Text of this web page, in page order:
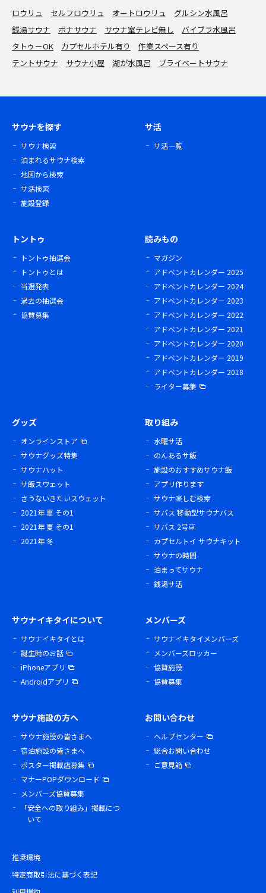
ロウリュ セルフロウリュ オートロウリュ
グルシン水風呂
銭湯サウナ
ボナサウナ サウナ室テレビ無し
バイブラ水風呂
タトゥーOK
カプセルホテル有り
作業スペース有り
テントサウナ
サウナ小屋 湖が水風呂 プライベートサウナ
サウナを探す
サウナ検索
泊まれるサウナ検索
地図から検索
サ活検索
施設登録
サ活
サ活一覧
トントゥ
トントゥ抽選会
トントゥとは
当選発表
過去の抽選会
協賛募集
読みもの
マガジン
アドベントカレンダー 2025
アドベントカレンダー 2024
アドベントカレンダー 2023
アドベントカレンダー 2022
アドベントカレンダー 2021
アドベントカレンダー 2020
アドベントカレンダー 2019
アドベントカレンダー 2018
ライター募集
グッズ
オンラインストア
サウナグッズ特集
サウナハット
サ飯スウェット
さうないきたいスウェット
2021年 夏 その1
2021年 夏 その1
2021年 冬
取り組み
水曜サ活
のんあるサ飯
施設のおすすめサウナ飯
アプリ作ります
サウナ楽しむ検索
サバス 移動型サウナバス
サバス 2号車
カプセルトイ サウナキット
サウナの時間
泊まってサウナ
銭湯サ活
サウナイキタイについて
サウナイキタイとは
誕生時のお話
iPhoneアプリ
Androidアプリ
メンバーズ
サウナイキタイメンバーズ
メンバーズロッカー
協賛施設
協賛募集
サウナ施設の方へ
サウナ施設の皆さまへ
宿泊施設の皆さまへ
ポスター掲載店募集
マナーPOPダウンロード
メンバーズ協賛募集
「安全への取り組み」掲載につ
いて
お問い合わせ
ヘルプセンター
総合お問い合わせ
ご意見箱
推奨環境
特定商取引法に基づく表記